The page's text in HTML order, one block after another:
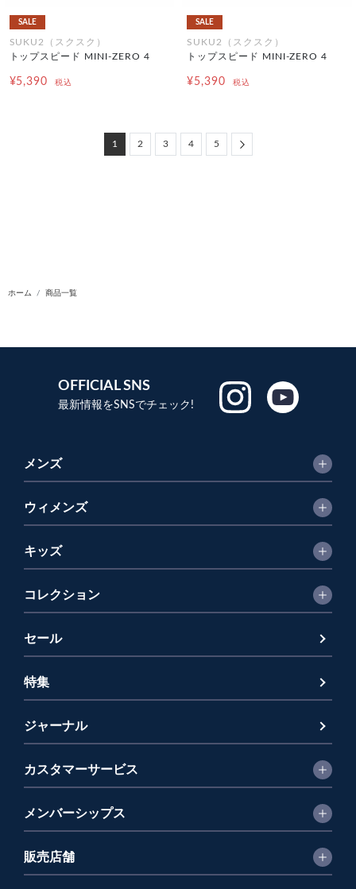
SALE
SUKU2（スクスク）
トップスピード MINI-ZERO 4
¥5,390 税込
SALE
SUKU2（スクスク）
トップスピード MINI-ZERO 4
¥5,390 税込
1 2 3 4 5 Next
ホーム 商品一覧
OFFICIAL SNS
最新情報をSNSでチェック!
メンズ
ウィメンズ
キッズ
コレクション
セール
特集
ジャーナル
カスタマーサービス
メンバーシップス
販売店舗